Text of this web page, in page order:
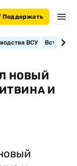
Поддержать
ВСУ
НОВЫЙ
И